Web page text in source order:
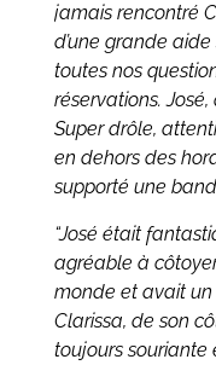
jamais rencontré
d’une grande
toutes nos
réservations.
Super drôle,
en dehors des
supporté une
“José était
agréable à
monde et avait un
Clarissa, de son
toujours souriante